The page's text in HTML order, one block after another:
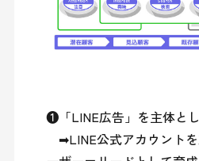
❶「LINE広告」を主体と
➡LINE公式アカウント